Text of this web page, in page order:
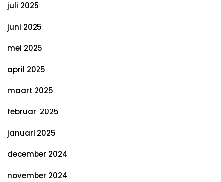
juli 2025
juni 2025
mei 2025
april 2025
maart 2025
februari 2025
januari 2025
december 2024
november 2024